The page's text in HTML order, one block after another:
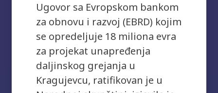
Ugovor sa Evropskom bankom
za obnovu i razvoj (EBRD) kojim
se opredeljuje 18 miliona evra
za projekat unapređenja
daljinskog grejanja u
Kragujevcu, ratifikovan je u